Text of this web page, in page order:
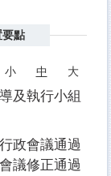
點
小 中 大
及執行小組
行政會議通過
議修正通過